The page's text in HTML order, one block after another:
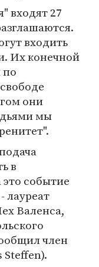
входят 27
входить
Их конечной
по
они
мы
в
событие
лауреат
Валенса,
член